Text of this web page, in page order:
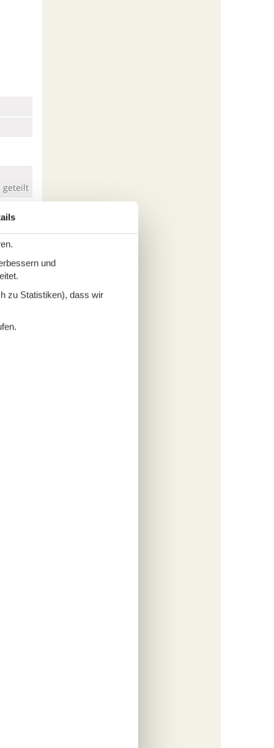
geteilt
und
zu Statistiken), dass wir